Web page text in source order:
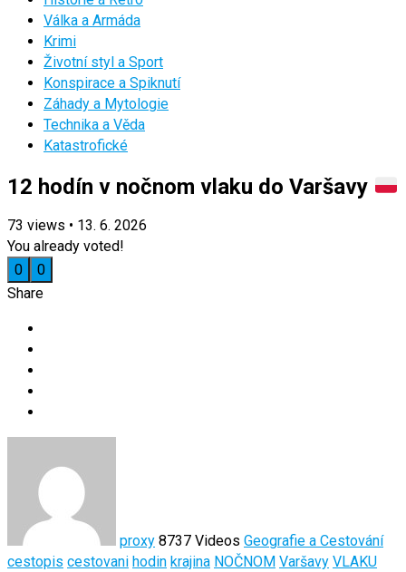
Válka a Armáda
Krimi
Životní styl a Sport
Konspirace a Spiknutí
Záhady a Mytologie
Technika a Věda
Katastrofické
12 hodín v nočnom vlaku do Varšavy
73 views • 13. 6. 2026
You already voted!
0
0
Share
proxy 8737 Videos Geografie a Cestování
cestopis cestovani hodin krajina NOČNOM Varšavy VLAKU